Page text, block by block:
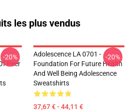
les plus vendus
Peer
-20%
Adolescence LA 0701 -
Foundation For Future Health
And Well Being Adolescence
Sweatshirts
37,67 € - 44,11 €
-20%